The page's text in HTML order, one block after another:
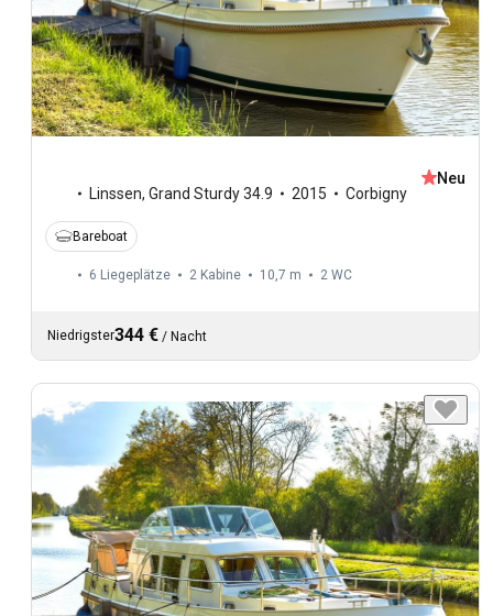
Linssen, Grand Sturdy 34.9 2015 Corbigny
Neu
Bareboat
6 Liegeplätze 2 Kabine 10,7 m 2 WC
Niedrigster344 € / Nacht